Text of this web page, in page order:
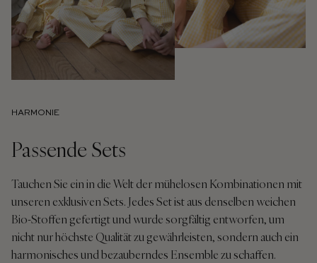
HARMONIE
Passende Sets
Tauchen Sie ein in die Welt der mühelosen Kombinationen mit
unseren exklusiven Sets. Jedes Set ist aus denselben weichen
Bio-Stoffen gefertigt und wurde sorgfältig entworfen, um
nicht nur höchste Qualität zu gewährleisten, sondern auch ein
harmonisches und bezauberndes Ensemble zu schaffen.